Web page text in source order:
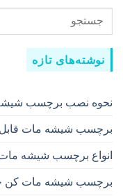
نوشته‌های تازه
نحوه نصب برچسب
برچسب شیشه مات
انواع برچسب شیشه
برچسب شیشه مات کن